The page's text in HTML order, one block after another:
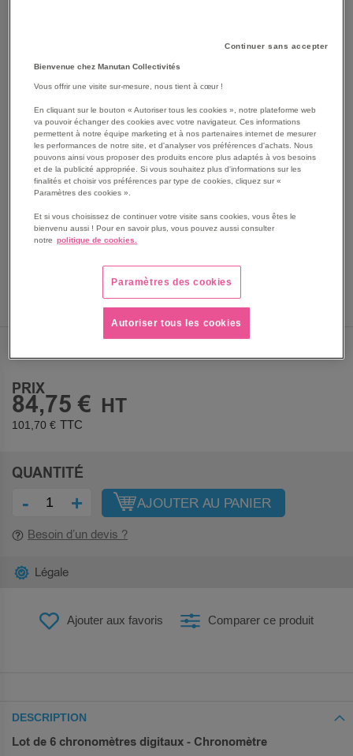
SKIP
BEGINNING
IMAGES
GALLERY
Les avantages
Lot de 6 chronomètres digitaux avec précision 1/100e, 3
touches, livrés en coffret avec cordon de sécurité.
Adaptés aux activités sportives ou aux expériences
chronométrées.
Une prise en main simple pour mesurer facilement le
temps.
Voir le descriptif complet
PRIX
84,75 €
101,70 €
QUANTITÉ
- + AJOUTER AU PANIER
Besoin d’un devis ?
Ajouter aux favoris Comparer ce produit
Légale
DESCRIPTION
Lot de 6 chronomètres digitaux - Chronomètre
Continuer sans accepter
Bienvenue chez Manutan Collectivités
Vous offrir une visite sur-mesure, nous tient à cœur !
En cliquant sur le bouton « Autoriser tous les cookies », notre plateforme web
va pouvoir échanger des cookies avec votre navigateur. Ces informations
permettent à notre équipe marketing et à nos partenaires internet de mesurer
les performances de notre site, et d'analyser vos préférences d'achats. Nous
pouvons ainsi vous proposer des produits encore plus adaptés à vos besoins
et de la publicité appropriée. Si vous souhaitez plus d'informations sur les
finalités et choisir vos préférences par type de cookies, cliquez sur «
Paramètres des cookies ».
Et si vous choisissez de continuer votre visite sans cookies, vous êtes le
bienvenu aussi ! Pour en savoir plus, vous pouvez aussi consulter
notre politique de cookies.
Paramètres des cookies
Autoriser tous les cookies